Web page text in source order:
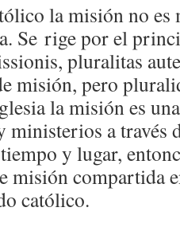
la misión no
Se rige por el
pluralitas
misión, pero
la misión es
ministerios a través
y lugar,
misión compartida
católico.